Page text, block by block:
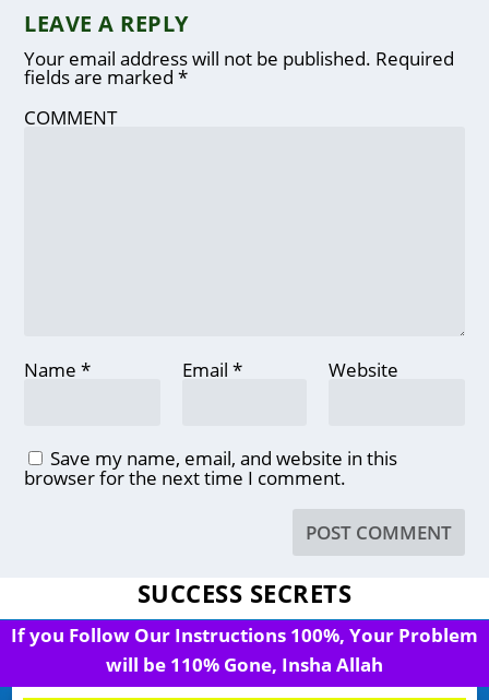
LEAVE A REPLY
Your email address will not be published. Required
fields are marked*
COMMENT
Name* Email * Website
Save my name, email, and website in this
browser for the next time I comment.
SUCCESS SECRETS
If you Follow Our Instructions 100%, Your Problem
will be 110% Gone, Insha Allah